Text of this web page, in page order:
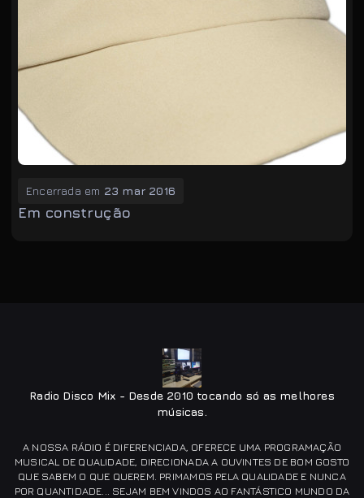
Encerrada em 23 mar 2016
Em construção
Radio Disco Mix - Desde 2010 tocando só as melhores
músicas.
A NOSSA RÁDIO É DIFERENCIADA, OFERECE UMA PROGRAMAÇÃO
MUSICAL DE QUALIDADE, DIRECIONADA A OUVINTES DE BOM GOSTO
QUE SABEM O QUE QUEREM. PRIMAMOS PELA QUALIDADE E NUNCA
POR QUANTIDADE... SEJAM BEM VINDOS AO FANTÁSTICO MUNDO DA